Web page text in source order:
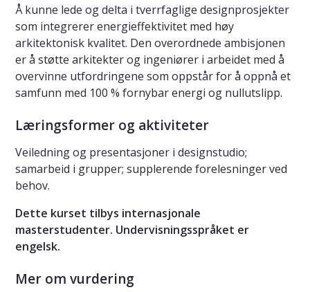
Å kunne lede og delta i tverrfaglige designprosjekter
som integrerer energieffektivitet med høy
arkitektonisk kvalitet. Den overordnede ambisjonen
er å støtte arkitekter og ingeniører i arbeidet med å
overvinne utfordringene som oppstår for å oppnå et
samfunn med 100 % fornybar energi og nullutslipp.
Læringsformer og aktiviteter
Veiledning og presentasjoner i designstudio;
samarbeid i grupper; supplerende forelesninger ved
behov.
Dette kurset tilbys internasjonale
masterstudenter. Undervisningsspråket er
engelsk.
Mer om vurdering